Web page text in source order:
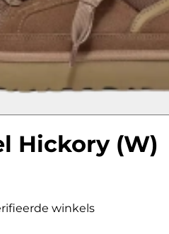
Hickory (W)
winkels